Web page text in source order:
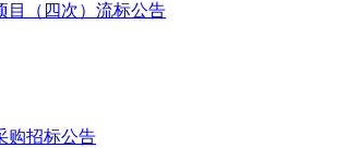
目（四次）流标公告
购招标公告